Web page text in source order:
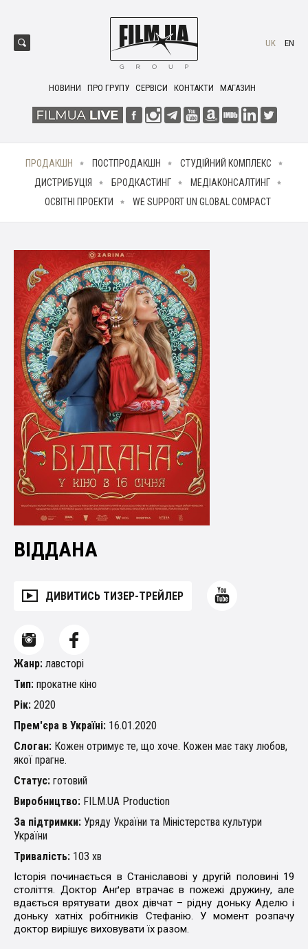
НОВИНИ ПРО ГРУПУ СЕРВІСИ КОНТАКТИ МАГАЗИН
UK EN
ПРОДАКШН ПОСТПРОДАКШН
СТУДІЙНИЙ КОМПЛЕКС
ДИСТРИБУЦІЯ
БРОДКАСТИНГ
МЕДІАКОНСАЛТИНГ
ОСВІТНІ ПРОЕКТИ
WE SUPPORT UN GLOBAL COMPACT
ВІДДАНА
ДИВИТИСЬ ТИЗЕР-ТРЕЙЛЕР
Жанр: лавсторі
Тип: прокатне кіно
Рік: 2020
Прем'єра в Україні: 16.01.2020
Слоган: Кожен отримує те, що хоче. Кожен має таку любов,
якої прагне.
Статус: готовий
Виробництво: FILM.UA Production
За підтримки: Уряду України та Міністерства культури
України
Тривалість: 103 хв
Історія починається в Станіславові у другій половині 19
століття. Доктор Анґер втрачає в пожежі дружину, але
вдається врятувати двох дівчат – рідну доньку Аделю і
доньку хатніх робітників Стефанію. У момент розпачу
доктор вирішує виховувати їх разом.